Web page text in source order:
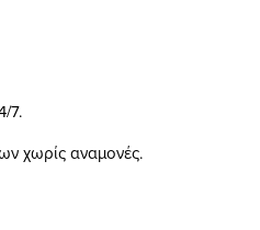
7.
χωρίς αναμονές.